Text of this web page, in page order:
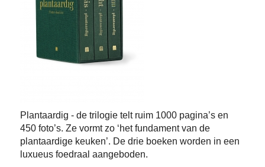
Plantaardig - de trilogie telt ruim 1000 pagina’s en
450 foto’s. Ze vormt zo ‘het fundament van de
plantaardige keuken’. De drie boeken worden in een
luxueus foedraal aangeboden.